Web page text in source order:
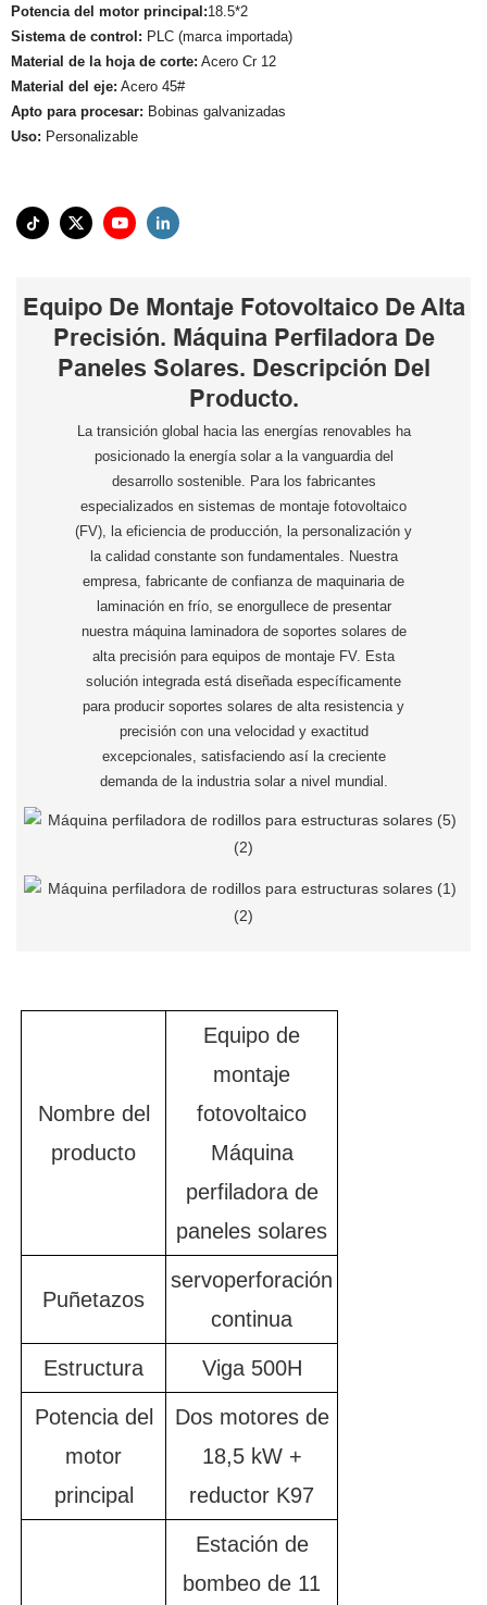
Potencia del motor principal:18.5*2
Sistema de control: PLC (marca importada)
Material de la hoja de corte: Acero Cr 12
Material del eje: Acero 45#
Apto para procesar: Bobinas galvanizadas
Uso: Personalizable
Equipo De Montaje Fotovoltaico De Alta
Precisión. Máquina Perfiladora De
Paneles Solares. Descripción Del
Producto.
La transición global hacia las energías renovables ha
posicionado la energía solar a la vanguardia del
desarrollo sostenible. Para los fabricantes
especializados en sistemas de montaje fotovoltaico
(FV), la eficiencia de producción, la personalización y
la calidad constante son fundamentales. Nuestra
empresa, fabricante de confianza de maquinaria de
laminación en frío, se enorgullece de presentar
nuestra máquina laminadora de soportes solares de
alta precisión para equipos de montaje FV. Esta
solución integrada está diseñada específicamente
para producir soportes solares de alta resistencia y
precisión con una velocidad y exactitud
excepcionales, satisfaciendo así la creciente
demanda de la industria solar a nivel mundial.
Nombre del
producto
Equipo de
montaje
fotovoltaico
Máquina
perfiladora de
paneles solares
Puñetazos
servoperforación
continua
Estructura Viga 500H
Potencia del
motor
principal
Dos motores de
18,5 kW +
reductor K97
Estación de
bombeo de 11